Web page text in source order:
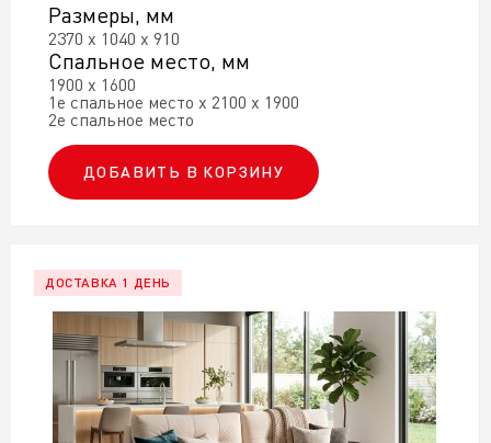
Размеры, мм
2370 х 1040 х 910
Спальное место, мм
1900 х 1600
1е спальное место х 2100 х 1900
2е спальное место
ДОБАВИТЬ В КОРЗИНУ
ДОСТАВКА 1 ДЕНЬ